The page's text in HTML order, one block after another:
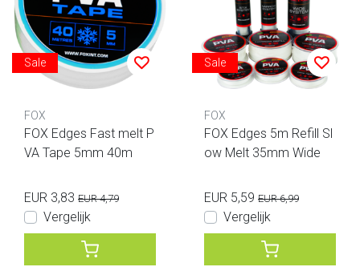
Sale
FOX
FOX Edges Fast melt P
VA Tape 5mm 40m
EUR 3,83 EUR 4,79
Vergelijk
Sale
FOX
FOX Edges 5m Refill Sl
ow Melt 35mm Wide
EUR 5,59 EUR 6,99
Vergelijk